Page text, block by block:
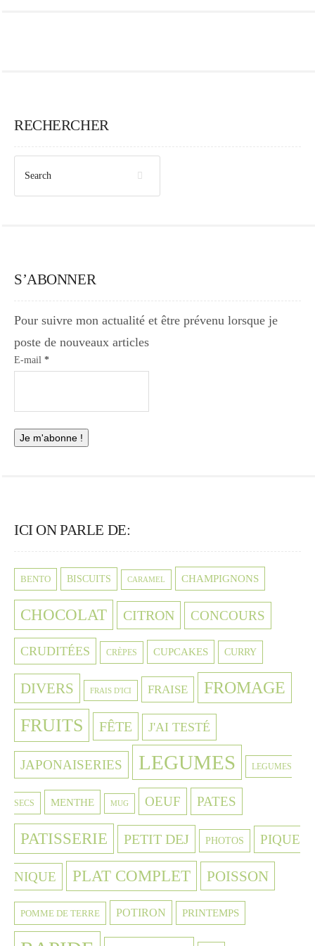
RECHERCHER
S’ABONNER
Pour suivre mon actualité et être prévenu lorsque je
poste de nouveaux articles
E-mail *
ICI ON PARLE DE:
BENTO BISCUITS CARAMEL CHAMPIGNONS
CHOCOLAT CITRON CONCOURS
CRUDITÉES CRÈPES CUPCAKES CURRY
DIVERS FRAIS D'ICI FRAISE FROMAGE
FRUITS FÊTE J'AI TESTÉ
JAPONAISERIES LEGUMES LEGUMES
SECS MENTHE MUG OEUF PATES
PATISSERIE PETIT DEJ PHOTOS PIQUE
NIQUE PLAT COMPLET POISSON
POMME DE TERRE POTIRON PRINTEMPS